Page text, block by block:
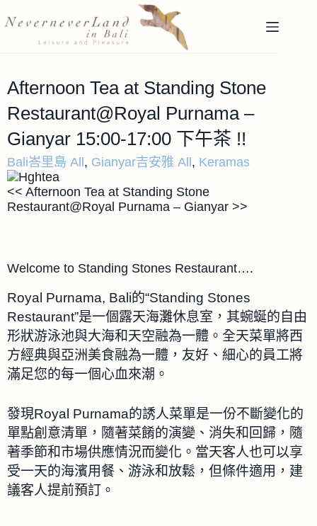
Afternoon Tea at Standing Stone
Restaurant@Royal Purnama –
Gianyar 15:00-17:00 下午茶 !!
Bali峇里島 All , Gianyar吉安雅 All , Keramas
<< Afternoon Tea at Standing Stone
Restaurant@Royal Purnama – Gianyar >>
Welcome to Standing Stones Restaurant….
Royal Purnama, Bali的“Standing Stones
Restaurant”是一個露天海灘休息室，其蜿蜒的自由
形狀游泳池與大海和天空融為一體。全天菜單將西
方經典與亞洲美食融為一體，友好、細心的員工將
滿足您的每一個心血來潮。
發現Royal Purnama的誘人菜單是一份不斷變化的
單點創意清單，隨著菜餚的演變、消失和回歸，隨
著季節和市場供應情況而變化。當天客人也可以享
受一天的海濱用餐、游泳和放鬆，但條件適用，建
議客人提前預訂。